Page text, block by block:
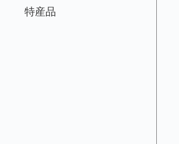
特産品